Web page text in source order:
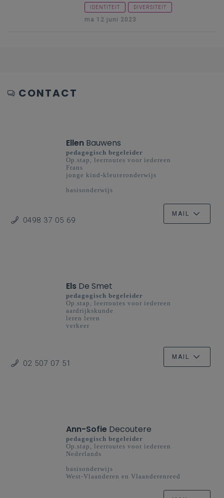
IDENTITEIT DIVERSITEIT
ma 12 juni 2023
CONTACT
Ellen Bauwens
pedagogisch begeleider
Op.stap, leerroutes voor iedereen
Frans
jonge kind-kleuteronderwijs
basisonderwijs
0498 37 05 69
MAIL
Els De Smet
pedagogisch begeleider
Op.stap, leerroutes voor iedereen
aardrijkskunde
leren leren
verkeer
02 507 07 51
MAIL
Ann-Sofie Decoutere
pedagogisch begeleider
Op.stap, leerroutes voor iedereen
Nederlands
basisonderwijs
West-Vlaanderen en Vlaanderenreed